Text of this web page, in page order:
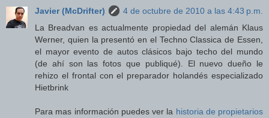
Javier (McDrifter)
4 de octubre de 2010 a las 4:43 p.m.
La Breadvan es actualmente propiedad del alemán Klaus
Werner, quien la presentó en el Techno Classica de Essen,
el mayor evento de autos clásicos bajo techo del mundo
(de ahí son las fotos que publiqué). El nuevo dueño le
rehizo el frontal con el preparador holandés especializado
Hietbrink
Para mas información puedes ver la historia de propietarios